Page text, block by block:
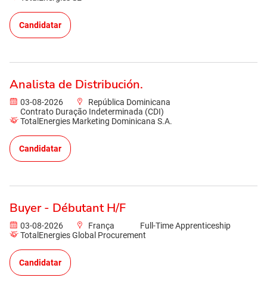
Candidatar
Analista de Distribución.
03-08-2026
República Dominicana
Contrato Duração Indeterminada (CDI)
TotalEnergies Marketing Dominicana S.A.
Candidatar
Buyer - Débutant H/F
03-08-2026 França
Full-Time Apprenticeship
TotalEnergies Global Procurement
Candidatar